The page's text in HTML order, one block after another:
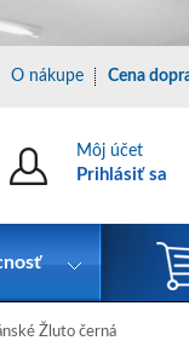
Žluto černá
Môj účet
Prihlásiť sa
O nákupe Cena